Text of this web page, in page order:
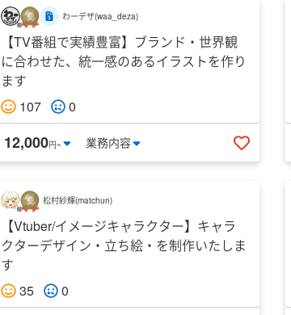
わーデザ(waa_deza)
【TV番組で実績豊富】ブランド・世界観
に合わせた、統一感のあるイラストを作り
ます
107
0
12,000円~ 業務内容 いいねする
松村紗輝(matchun)
【Vtuber/イメージキャラクター】キャラ
クターデザイン・立ち絵・を制作いたしま
す
35
0